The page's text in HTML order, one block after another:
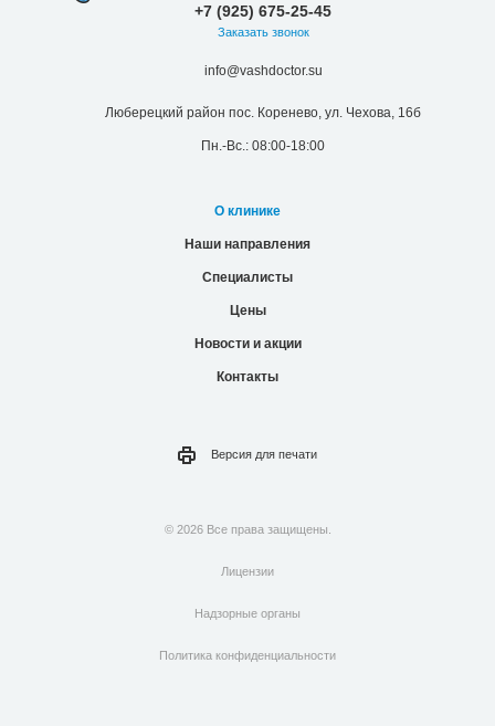
+7 (925) 675-25-45
Заказать звонок
info@vashdoctor.su
Люберецкий район пос. Коренево, ул. Чехова, 16б
Пн.-Вс.: 08:00-18:00
О клинике
Наши направления
Специалисты
Цены
Новости и акции
Контакты
Версия для печати
© 2026 Все права защищены.
Лицензии
Надзорные органы
Политика конфиденциальности